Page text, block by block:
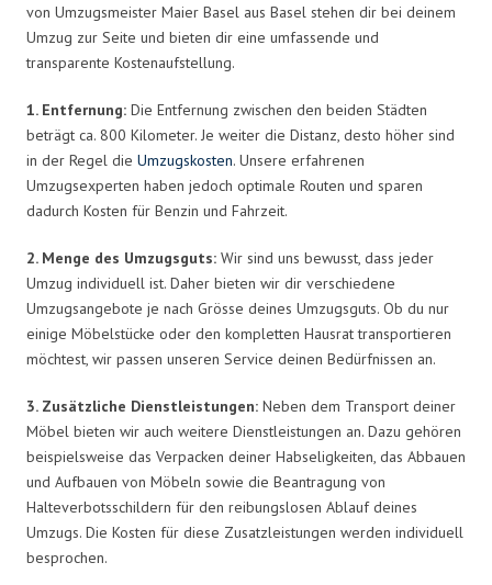
von Umzugsmeister Maier Basel aus Basel stehen dir bei deinem
Umzug zur Seite und bieten dir eine umfassende und
transparente Kostenaufstellung.
1. Entfernung: Die Entfernung zwischen den beiden Städten
beträgt ca. 800 Kilometer. Je weiter die Distanz, desto höher sind
in der Regel die Umzugskosten. Unsere erfahrenen
Umzugsexperten haben jedoch optimale Routen und sparen
dadurch Kosten für Benzin und Fahrzeit.
2. Menge des Umzugsguts: Wir sind uns bewusst, dass jeder
Umzug individuell ist. Daher bieten wir dir verschiedene
Umzugsangebote je nach Grösse deines Umzugsguts. Ob du nur
einige Möbelstücke oder den kompletten Hausrat transportieren
möchtest, wir passen unseren Service deinen Bedürfnissen an.
3. Zusätzliche Dienstleistungen: Neben dem Transport deiner
Möbel bieten wir auch weitere Dienstleistungen an. Dazu gehören
beispielsweise das Verpacken deiner Habseligkeiten, das Abbauen
und Aufbauen von Möbeln sowie die Beantragung von
Halteverbotsschildern für den reibungslosen Ablauf deines
Umzugs. Die Kosten für diese Zusatzleistungen werden individuell
besprochen.